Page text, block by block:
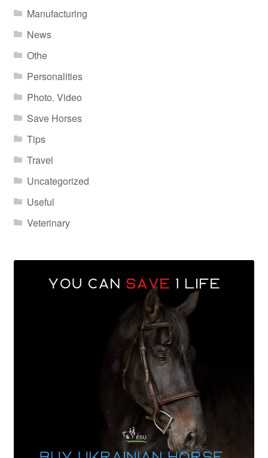
Manufacturing
News
Othe
Personalities
Photo. Video
Save Horses
Tips
Travel
Uncategorized
Useful
Veterinary